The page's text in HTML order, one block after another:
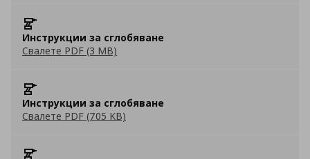
Инструкции за сглобяване
Свалете PDF (3 MB)
Инструкции за сглобяване
Свалете PDF (705 KB)